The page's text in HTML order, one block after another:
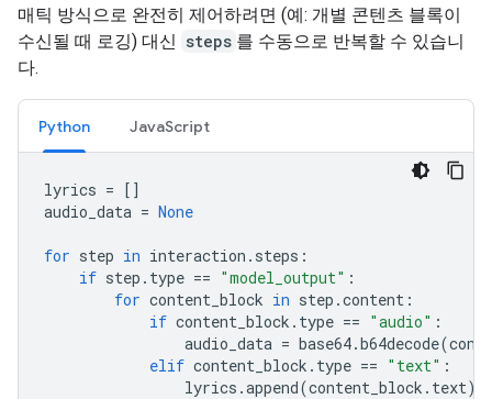
매틱 방식으로 완전히 제어하려면 (예: 개별 콘텐츠 블록이
수신될 때 로깅) 대신 steps 를 수동으로 반복할 수 있습니
다.
Python JavaScript
lyrics = []
audio_data = None
for step in interaction . steps :
if step . type == "model_output" :
for content_block in step .content :
if content_block . type == "audio" :
audio_data = base64.b64decode(
elif content_block . type == "text" :
lyrics .append(content_block . text)